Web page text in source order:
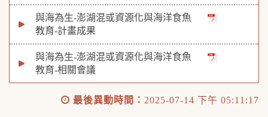
與海為生-澎湖混或資源化與海洋食魚
教育-計畫成果
與海為生-澎湖混或資源化與海洋食魚
教育-相關會議
最後異動時間： 2025-07-14 下午 05:11:17